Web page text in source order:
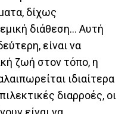
δίχως
διάθεση… Αυτή
είναι να
ζωή στον τόπο, η
ιδιαίτερα
διαρροές, οι